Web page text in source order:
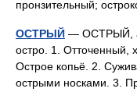
пронзительный;
ОСТРЫЙ — ОСТРЫЙ,
остро. 1.
Острое копьё. 2.
острыми носками. 3.